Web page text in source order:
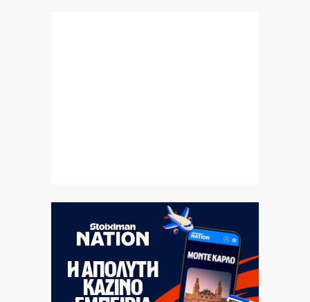
8|08|2026 | 21:09
Τραγωδία στην Πάρο: 4χρονο αγοράκι πνίγηκε σε
8|08|2026 | 21:04
Όταν υπήρχε πρόσβαση στην αισιοδοξία